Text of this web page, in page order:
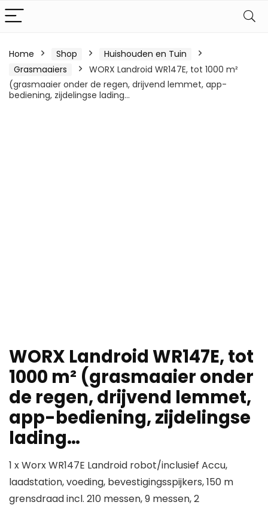
Home Shop
Huishouden en Tuin
Grasmaaiers
WORX Landroid WR147E, tot 1000 m²
(grasmaaier onder de regen, drijvend lemmet, app-
bediening, zijdelingse lading…
WORX Landroid WR147E, tot
1000 m² (grasmaaier onder
de regen, drijvend lemmet,
app-bediening, zijdelingse
lading…
1 x Worx WR147E Landroid robot/inclusief Accu,
laadstation, voeding, bevestigingsspijkers, 150 m
grensdraad incl. 210 messen, 9 messen, 2